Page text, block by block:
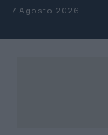
Salta al contenuto
7 Agosto 2026